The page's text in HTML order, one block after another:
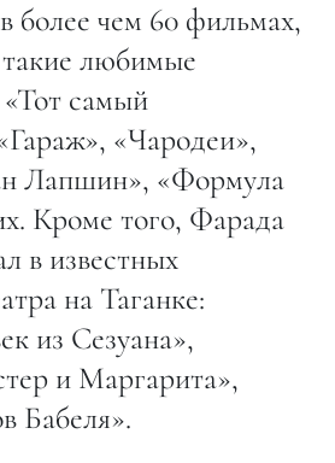
более чем 60 фильмах,
любимые
самый
«Чародеи»,
Лапшин», «Формула
Кроме того, Фарада
в известных
на Таганке:
из Сезуана»,
и Маргарита»,
Бабеля».